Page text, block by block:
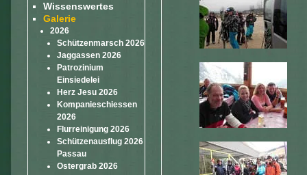
Wissenswertes
Galerie
2026
Schützenmarsch 2026
Jaggassen 2026
Patrozinium
Einsiedelei
Herz Jesu 2026
Kompanieschiessen
2026
Flurreinigung 2026
Schützenausflug 2026
Passau
Ostergrab 2026